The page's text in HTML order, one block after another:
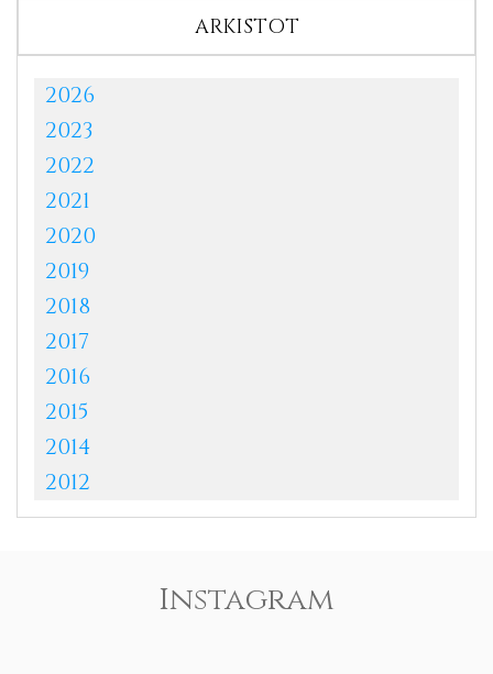
ARKISTOT
2026
2023
2022
2021
2020
2019
2018
2017
2016
2015
2014
2012
Instagram